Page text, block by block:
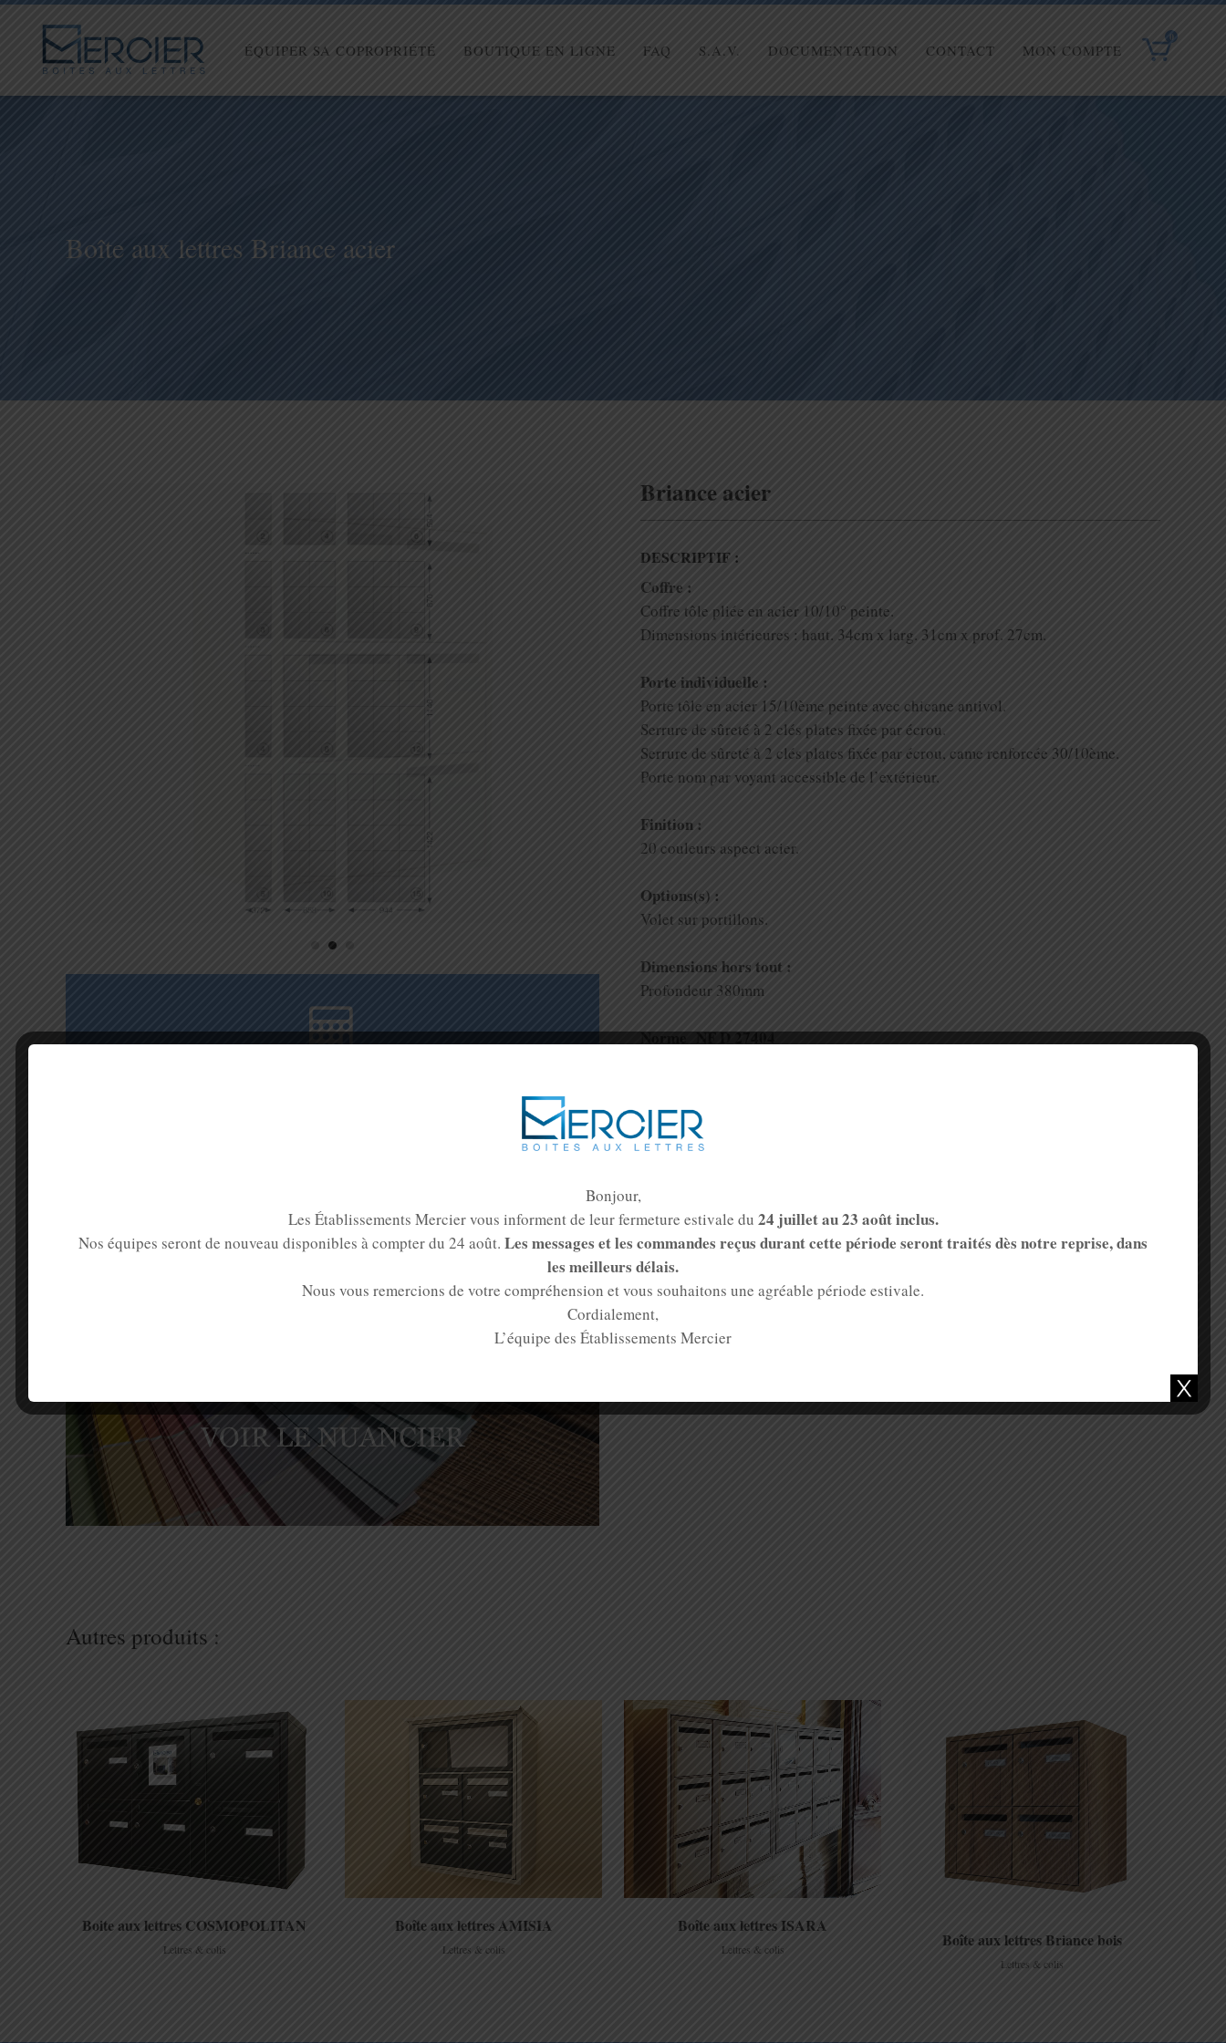
0
ÉQUIPER SA COPROPRIÉTÉ BOUTIQUE EN LIGNE FAQ S.A.V. DOCUMENTATION CONTACT MON COMPTE
Boîte aux lettres Briance acier
formulaire ci-dessous. Devis réalisé avec rendez-vous sur place ou passage libre pour la
mise en place d’une batterie de boîtes aux lettres. Chiffrage envoyé par mail sous 15
Briance acier
DESCRIPTIF :
Coffre :
Coffre tôle pliée en acier 10/10° peinte.
Dimensions intérieures : haut. 34cm x larg. 31cm x prof. 27cm.
Porte individuelle :
Porte tôle en acier 15/10ème peinte avec chicane antivol.
Serrure de sûreté à 2 clés plates fixée par écrou.
Serrure de sûreté à 2 clés plates fixée par écrou, came renforcée 30/10ème.
Porte nom par voyant accessible de l’extérieur.
Finition :
20 couleurs aspect acier.
Options(s) :
Volet sur portillons.
Dimensions hors tout :
Profondeur 380mm
Norme NF D 27404
Normes en vigueur pour les boîtes aux lettres :
Norme NF D 27402 :
individuellement.
Norme NF D 27405 :Boîtes exterieures – Pour la distribution des lettres, des
colis, des journaux individuellement.
Norme NF D 27407 :Pour la distribution des lettres, des colis petit format et des
journaux individuellement.
Autres produits :
view
Boite aux lettres COSMOPOLITAN
Lettres & colis
view
Boîte aux lettres AMISIA
Lettres & colis
view
Boîte aux lettres ISARA
Lettres & colis
view
Boîte aux lettres Briance bois
Lettres & colis
Bonjour,
Les Établissements Mercier vous informent de leur fermeture estivale du 24 juillet au 23 août inclus.
Nos équipes seront de nouveau disponibles à compter du 24 août. Les messages et les commandes reçus durant cette période seront traités dès notre reprise, dans
les meilleurs délais.
Nous vous remercions de votre compréhension et vous souhaitons une agréable période estivale.
Cordialement,
L’équipe des Établissements Mercier